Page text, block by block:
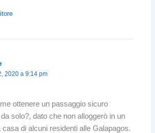
2020 a 9:14 pm
ottenere un passaggio sicuro
solo?, dato che non alloggerò in un
casa di alcuni residenti alle Galapagos.